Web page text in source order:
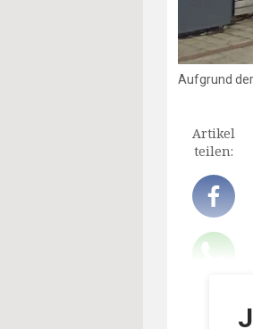
Aufgrund
Artikel
teilen: